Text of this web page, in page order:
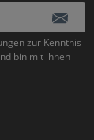
zur Kenntnis
bin mit ihnen